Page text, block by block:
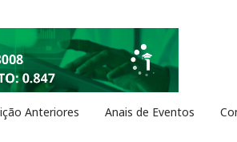
Anteriores Anais de Eventos